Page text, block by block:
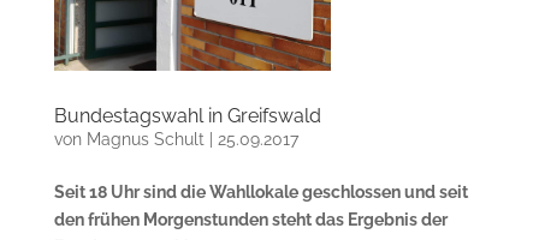
Bundestagswahl in Greifswald
von Magnus Schult | 25.09.2017
Seit 18 Uhr sind die Wahllokale geschlossen und seit
den frühen Morgenstunden steht das Ergebnis der